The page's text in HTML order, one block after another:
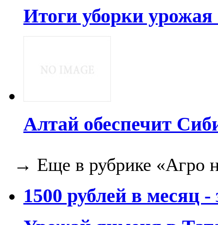
Итоги уборки урожая
Алтай обеспечит
→ Еще в рубрике «Агро
1500 рублей в месяц -